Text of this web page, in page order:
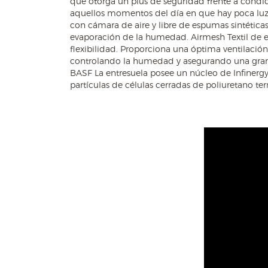
que otorga un plus de seguridad frente a
aquellos momentos del día en que hay poca
con cámara de aire y libre de espumas
evaporación de la humedad. Airmesh Textil de
flexibilidad. Proporciona una óptima
controlando la humedad y asegurando una
BASF La entresuela posee un núcleo de
partículas de células cerradas de poliuretano
del pie al caminar, lo que permite reducir
estabilidad en la pisada. Ultragrip Sole El
espacio entre ribs y una nueva generación de
grip 30% superior, brindando máxima
confort inigualable. Ultralight PU Entresuela
sistema de PU estándar. Máxima ligereza,